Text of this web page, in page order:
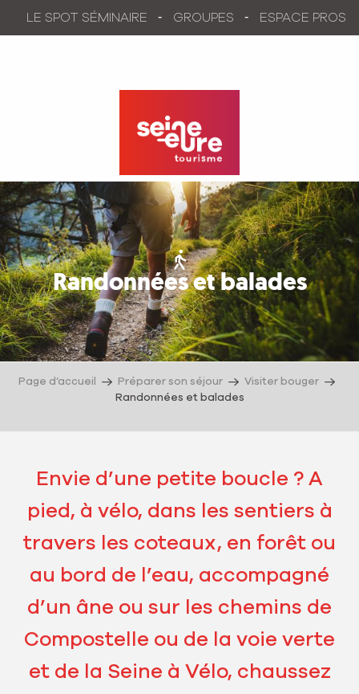
LE SPOT SÉMINAIRE GROUPES ESPACE PROS
Randonnées et balades
Page d’accueil Préparer son séjour
Visiter bouger
Randonnées et balades
Envie d’une petite boucle ? A
pied, à vélo, dans les sentiers à
travers les coteaux, en forêt ou
au bord de l’eau, accompagné
d’un âne ou sur les chemins de
Compostelle ou de la voie verte
et de la Seine à Vélo, chaussez